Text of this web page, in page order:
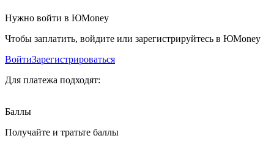
Нужно войти в ЮMoney
Чтобы заплатить, войдите или зарегистрируйтесь в ЮMoney
ВойтиЗарегистрироваться
Для платежа подходят:
Баллы
Получайте и тратьте баллы